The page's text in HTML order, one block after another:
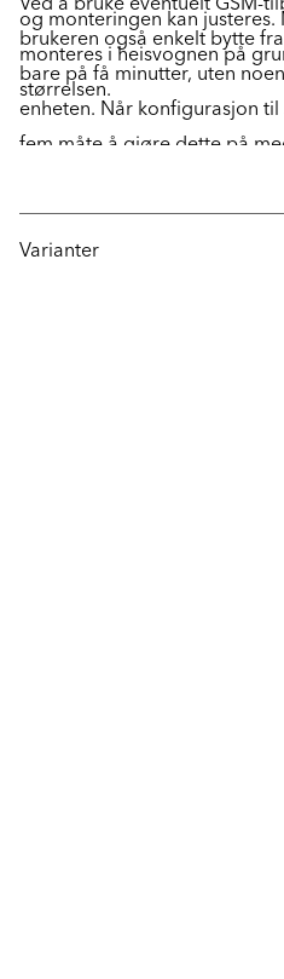
og monteringen kan
monteres i heisvognen på
størrelsen.
brukeren også enkelt bytte
bare på få minutter, uten
enheten. Når konfigurasjon
fem måte å gjøre dette på
vanlig telefon, gjennom å
bærbar PC, eller fullstendig
Varianter